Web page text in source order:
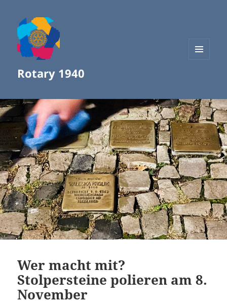
Rotary 1940
Wer macht mit?
Stolpersteine polieren am 8.
November